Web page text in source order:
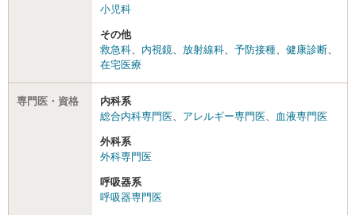
小児科
その他
救急科
内視鏡 放射線科 予防接種 健康診断
在宅医療
専門医・資格
内科系
総合内科専門医
アレルギー専門医 血液専門医
外科系
外科専門医
呼吸器系
呼吸器専門医